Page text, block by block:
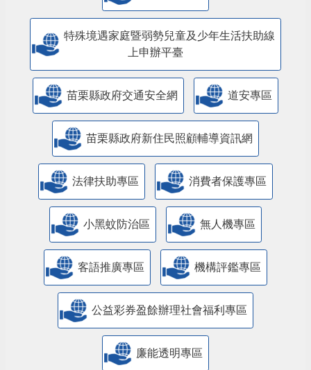
特殊境遇家庭暨弱勢兒童及少年生活扶助線
上申辦平臺
苗栗縣政府交通安全網 道安專區
苗栗縣政府新住民照顧輔導資訊網
法律扶助專區 消費者保護專區
小黑蚊防治區 無人機專區
客語推廣專區 機構評鑑專區
公益彩券盈餘辦理社會福利專區
廉能透明專區